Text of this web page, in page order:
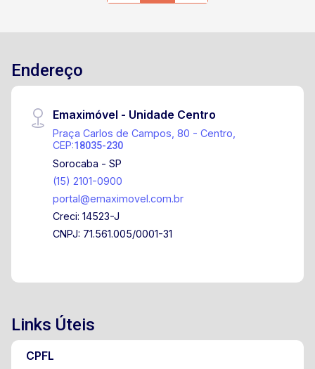
Endereço
Emaximóvel - Unidade Centro
Praça Carlos de Campos, 80 - Centro,
CEP:18035-230
Sorocaba - SP
(15) 2101-0900
portal@emaximovel.com.br
Creci: 14523-J
CNPJ: 71.561.005/0001-31
Links Úteis
CPFL